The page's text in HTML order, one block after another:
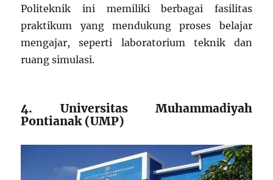
Politeknik ini memiliki berbagai fasilitas
praktikum yang mendukung proses belajar
mengajar, seperti laboratorium teknik dan
ruang simulasi.
4. Universitas Muhammadiyah
Pontianak (UMP)